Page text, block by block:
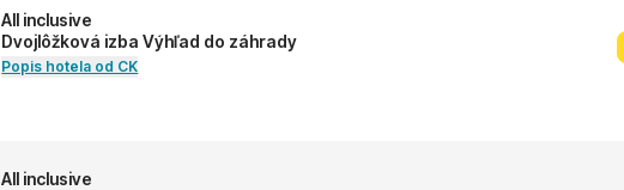
All inclusive
Dvojlôžková izba Výhľad do záhrady
Popis hotela od CK
All inclusive